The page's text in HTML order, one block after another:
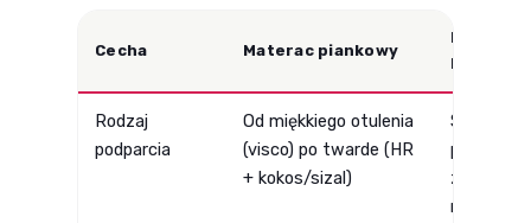
Cecha Materac piankowy
Materac
Rodzaj
podparcia
Od miękkiego otulenia
(visco) po twarde (HR
+ kokos/sizal)
zbliżone
materacy